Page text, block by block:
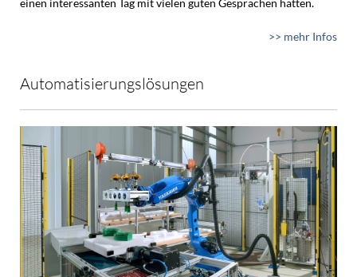
>> mehr Infos
Automatisierungslösungen